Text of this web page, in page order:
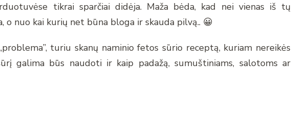
tikrai sparčiai didėja. Maža bėda, kad nei vienas iš tų
o nuo kai kurių net būna bloga ir skauda pilvą.. 😀
turiu skanų naminio fetos sūrio receptą, kuriam nereikės
galima būs naudoti ir kaip padažą, sumuštiniams, salotoms ar